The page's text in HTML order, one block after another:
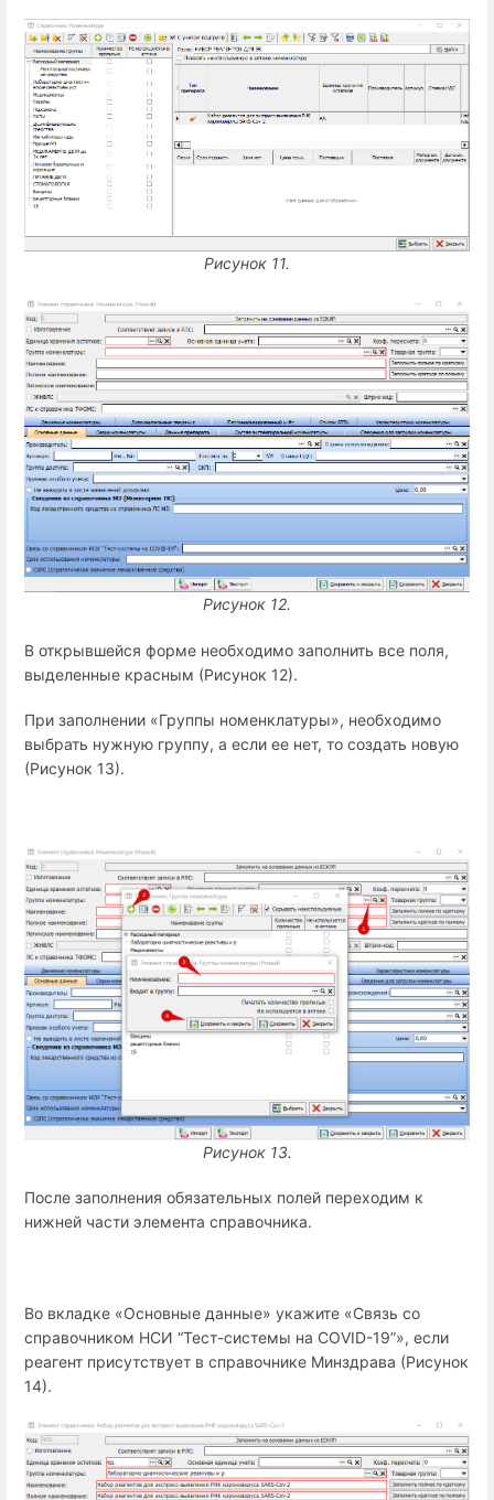
Рисунок 11.
Рисунок 12.
В открывшейся форме необходимо заполнить все поля,
выделенные красным (Рисунок 12).
При заполнении «Группы номенклатуры», необходимо
выбрать нужную группу, а если ее нет, то создать новую
(Рисунок 13).
Рисунок 13.
После заполнения обязательных полей переходим к
нижней части элемента справочника.
Во вкладке «Основные данные» укажите «Связь со
справочником НСИ “Тест-системы на COVID-19”», если
реагент присутствует в справочнике Минздрава (Рисунок
14).